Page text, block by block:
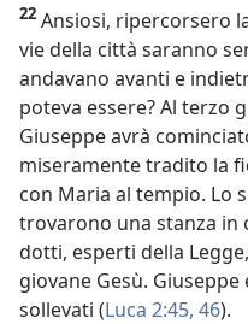
22 Ansiosi, ripercorsero
vie della città saranno
andavano avanti e
poteva essere? Al terzo
Giuseppe avrà
miseramente tradito la
con Maria al tempio. Lo
trovarono una stanza
dotti, esperti della
giovane Gesù.
sollevati (Luca 2:45, 46).